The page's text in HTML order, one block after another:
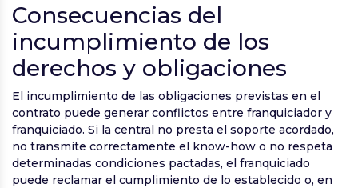
Consecuencias del
incumplimiento de los
derechos y obligaciones
El incumplimiento de las obligaciones previstas en el
contrato puede generar conflictos entre franquiciador y
franquiciado. Si la central no presta el soporte acordado,
no transmite correctamente el know-how o no respeta
determinadas condiciones pactadas, el franquiciado
puede reclamar el cumplimiento de lo establecido o, en